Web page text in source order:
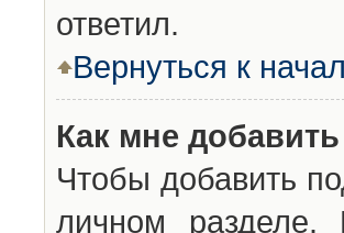
ответил.
Вернуться к
Как мне
Чтобы добавить
личном разделе.